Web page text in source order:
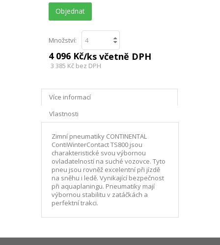
Objednat
Množství:
4 096 Kč/ks včetně DPH
3 385 Kč bez DPH
Více informací
Vlastnosti
Zimní pneumatiky CONTINENTAL
ContiWinterContact TS800 jsou
charakteristické svou výbornou
ovladatelností na suché vozovce. Tyto
pneu jsou rovněž excelentní při jízdě
na sněhu i ledě. Vynikající bezpečnost
při aquaplaningu. Pneumatiky mají
výbornou stabilitu v zatáčkách a
perfektní trakci.